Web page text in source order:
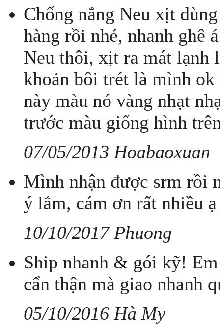
Chống nắng Neu xịt
hàng rồi nhé, nhanh ghê
Neu thôi, xịt ra mát lạnh
khoản bôi trét là mình
này màu nó vàng nhạt
trước màu giống hình
07/05/2013 Hoabaoxuan
Mình nhận được srm rồi
ý lắm, cám ơn rất nhiều ạ
10/10/2017 Phuong
Ship nhanh & gói kỹ!
cẩn thận mà giao nhanh
05/10/2016 Hà My